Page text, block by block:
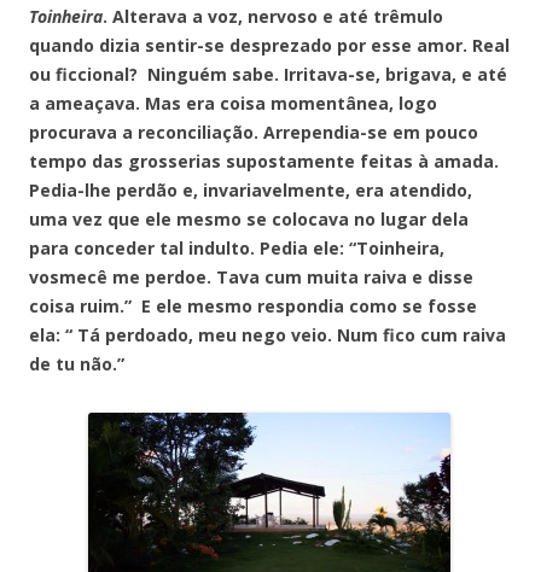
Toinheira. Alterava a voz, nervoso e até trêmulo
quando dizia sentir-se desprezado por esse amor. Real
ou ficcional? Ninguém sabe. Irritava-se, brigava, e até
a ameaçava. Mas era coisa momentânea, logo
procurava a reconciliação. Arrependia-se em pouco
tempo das grosserias supostamente feitas à amada.
Pedia-lhe perdão e, invariavelmente, era atendido,
uma vez que ele mesmo se colocava no lugar dela
para conceder tal indulto. Pedia ele: “Toinheira,
vosmecê me perdoe. Tava cum muita raiva e disse
coisa ruim.” E ele mesmo respondia como se fosse
ela: “ Tá perdoado, meu nego veio. Num fico cum raiva
de tu não.”